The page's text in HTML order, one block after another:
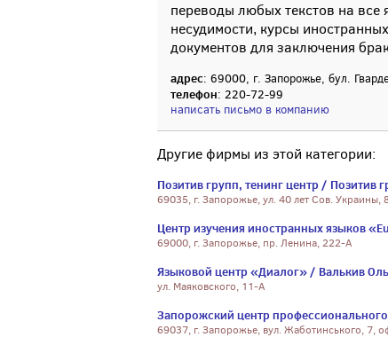
переводы любых текстов на все
несудимости, курсы
документов для заключения
адрес: 69000, г. Запорожье, бул.
телефон: 220-72-99
написать письмо в компанию
Другие фирмы из этой категории:
Позитив групп, тенинг центр / Позитив
69035, г. Запорожье, ул. 40 лет Сов. Украины,
Центр изучения иностранных языков
69000, г. Запорожье, пр. Ленина, 222-А
Языковой центр «Диалог» / Валькив
ул. Маяковского, 11-А
Запорожский центр
69037, г. Запорожье, вул. Жаботинського, 7,